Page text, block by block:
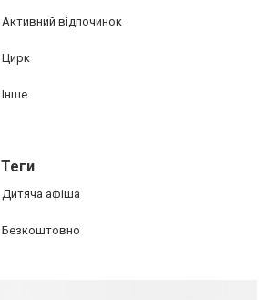
Активний відпочинок
Цирк
Інше
Теги
Дитяча афіша
Безкоштовно